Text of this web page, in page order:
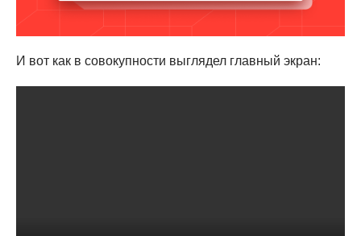
И вот как в совокупности выглядел главный экран: